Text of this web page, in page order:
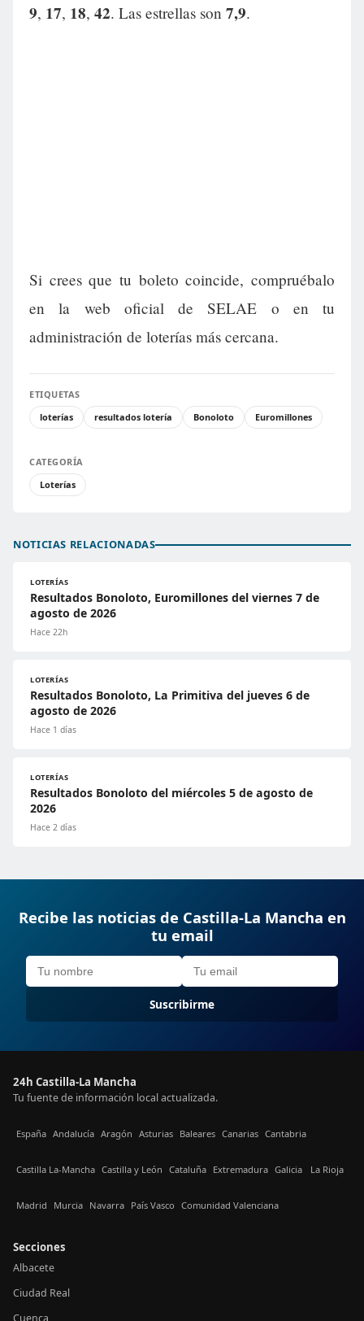
9, 17, 18, 42. Las estrellas son 7,9.
Si crees que tu boleto coincide, compruébalo
en la web oficial de SELAE o en tu
administración de loterías más cercana.
ETIQUETAS
loterías
resultados lotería Bonoloto Euromillones
CATEGORÍA
Loterías
NOTICIAS RELACIONADAS
LOTERÍAS
Resultados Bonoloto, Euromillones del viernes 7 de
agosto de 2026
Hace 22h
LOTERÍAS
Resultados Bonoloto, La Primitiva del jueves 6 de
agosto de 2026
Hace 1 días
LOTERÍAS
Resultados Bonoloto del miércoles 5 de agosto de
2026
Hace 2 días
Recibe las noticias de Castilla-La Mancha en
tu email
Suscribirme
24h Castilla-La Mancha
Tu fuente de información local actualizada.
España Andalucía Aragón Asturias Baleares Canarias Cantabria
Castilla La-Mancha Castilla y León Cataluña Extremadura Galicia La Rioja
Madrid Murcia Navarra País Vasco Comunidad Valenciana
Secciones
Albacete
Ciudad Real